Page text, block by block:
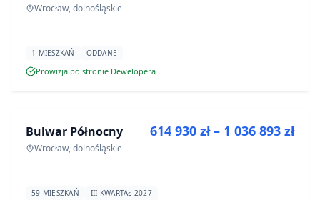
Wrocław, dolnośląskie
1 MIESZKAŃ ODDANE
Prowizja po stronie Dewelopera
INWESTYCJA
Bulwar Północny
Wrocław, dolnośląskie
614 930 zł – 1 036 893 zł
59 MIESZKAŃ III KWARTAŁ 2027